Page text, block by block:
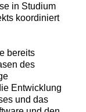
in Studium
koordiniert
bereits
des
Entwicklung
und das